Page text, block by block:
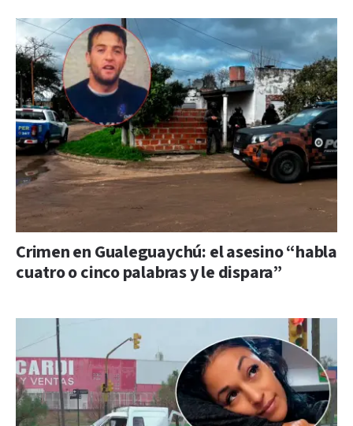
Crimen en Gualeguaychú: el asesino “habla
cuatro o cinco palabras y le dispara”